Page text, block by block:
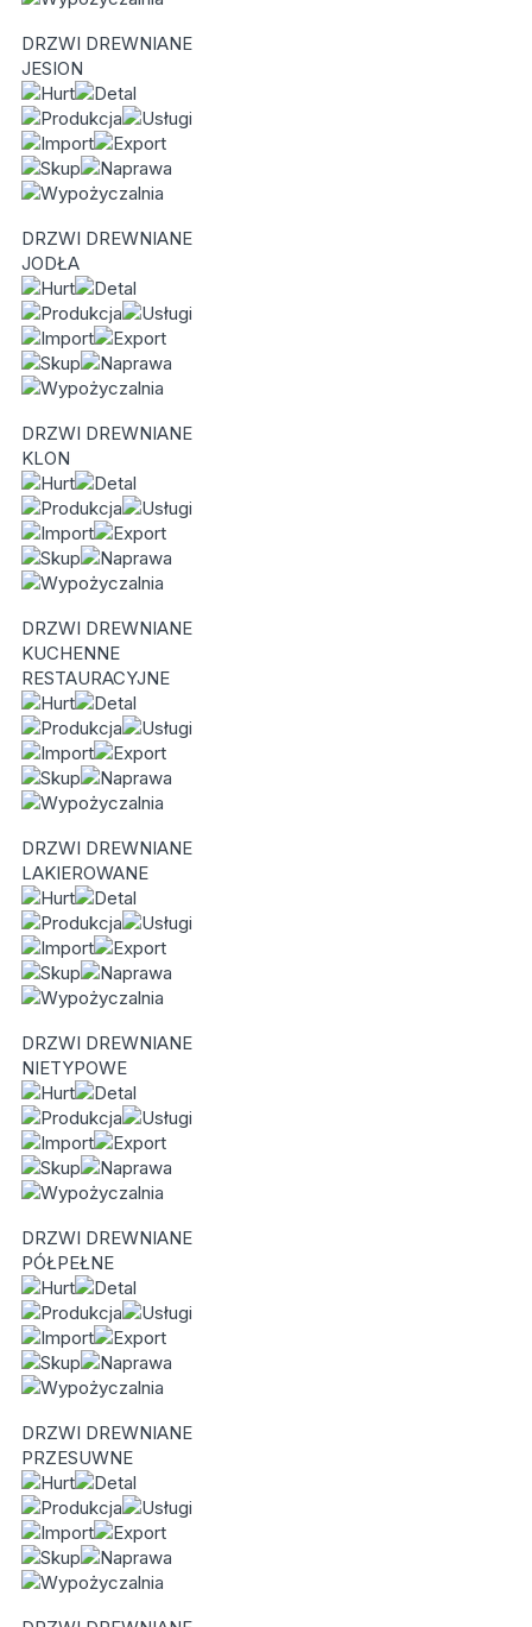
DRZWI DREWNIANE
JESION
DRZWI DREWNIANE
JODŁA
DRZWI DREWNIANE
KLON
DRZWI DREWNIANE
KUCHENNE
RESTAURACYJNE
DRZWI DREWNIANE
LAKIEROWANE
DRZWI DREWNIANE
NIETYPOWE
DRZWI DREWNIANE
PÓŁPEŁNE
DRZWI DREWNIANE
PRZESUWNE